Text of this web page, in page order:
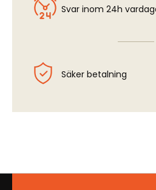
Svar inom 24h
Säker betalning